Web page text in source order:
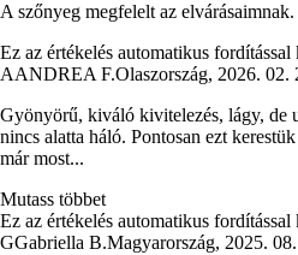
A szőnyeg megfelelt az elvárásaimnak.
Ez az értékelés automatikus fordítással
AANDREA F.Olaszország, 2026. 02.
Gyönyörű, kiváló kivitelezés, lágy, de
nincs alatta háló. Pontosan ezt
már most...
Mutass többet
Ez az értékelés automatikus fordítással
GGabriella B.Magyarország, 2025.